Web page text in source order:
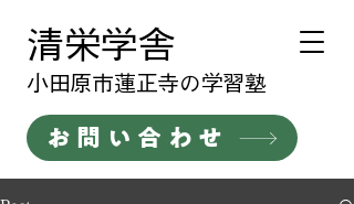
清栄学舎
​小田原市蓮正寺の学習塾
お問い合わせ